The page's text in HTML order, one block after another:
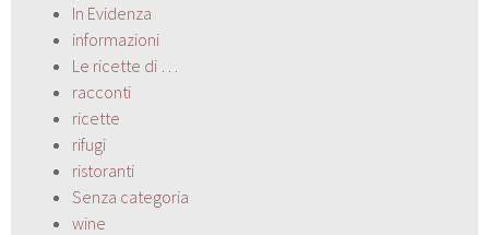
In Evidenza
informazioni
Le ricette di …
racconti
ricette
rifugi
ristoranti
Senza categoria
wine